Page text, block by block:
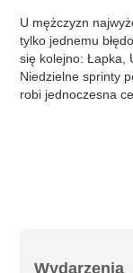
Wydarzenia
U mężczyzn
tylko jednemu
się kolejno: Łapka,
Niedzielne sprinty
robi jednoczesna